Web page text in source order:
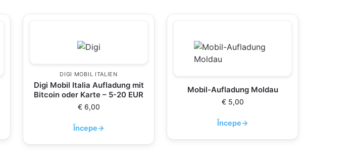
DIGI MOBIL ITALIEN
Digi Mobil Italia Aufladung mit
Bitcoin oder Karte – 5-20 EUR
€6,00
Începe→
Mobil-Aufladung Moldau
€5,00
Începe→